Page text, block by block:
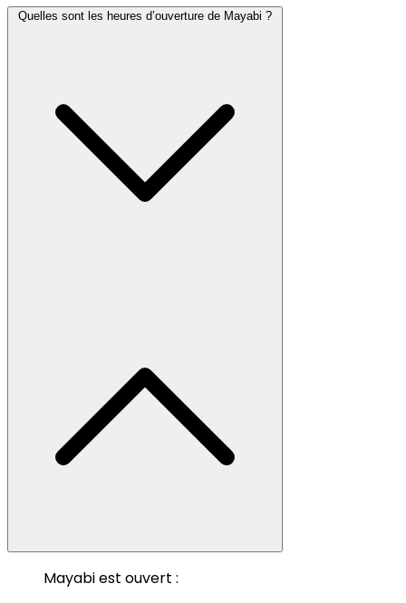
Quelles sont les heures d’ouverture de Mayabi ?
Mayabi est ouvert :